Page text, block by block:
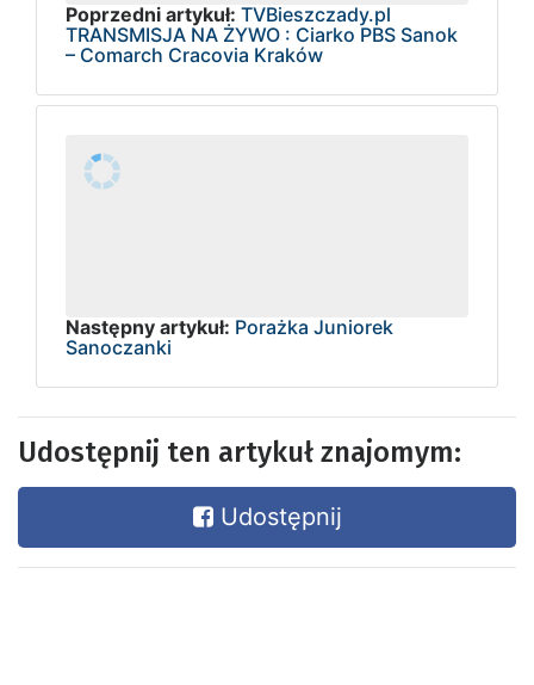
Poprzedni artykuł: TVBieszczady.pl
TRANSMISJA NA ŻYWO : Ciarko PBS Sanok
– Comarch Cracovia Kraków
Następny artykuł: Porażka Juniorek
Sanoczanki
Udostępnij ten artykuł znajomym:
Udostępnij